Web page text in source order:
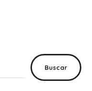
Buscar